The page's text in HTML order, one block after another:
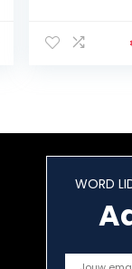
met Ronde
WORD